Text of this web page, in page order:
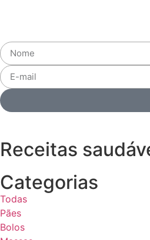
Receitas
Categorias
Todas
Pães
Bolos